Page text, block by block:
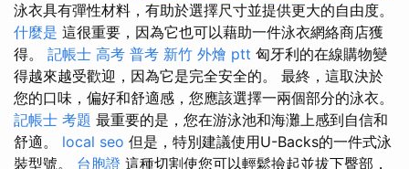
泳衣具有彈性材料，有助於選擇尺寸並提供更大的自由度。
什麼是 這很重要，因為它也可以藉助一件泳衣網絡商店獲
得。 記帳士 高考 普考 新竹 外燴 ptt 匈牙利的在線購物變
得越來越受歡迎，因為它是完全安全的。 最終，這取決於
您的口味，偏好和舒適感，您應該選擇一兩個部分的泳衣。
記帳士 考題 最重要的是，您在游泳池和海灘上感到自信和
舒適。 local seo 但是，特別建議使用U-Backs的一件式泳
裝型號。 台胞證 這種切割使您可以輕鬆撿起並拔下臀部，